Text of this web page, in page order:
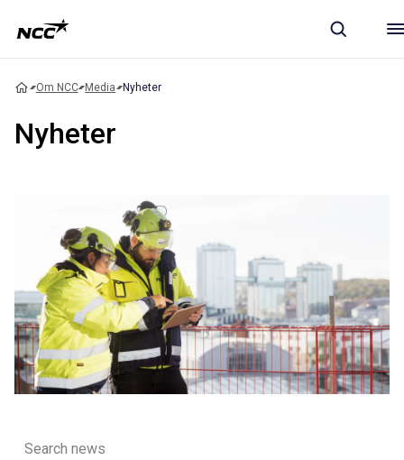
Om NCC Media Nyheter
Nyheter